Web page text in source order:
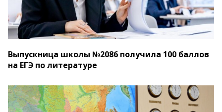
Выпускница школы №2086 получила 100 баллов
на ЕГЭ по литературе